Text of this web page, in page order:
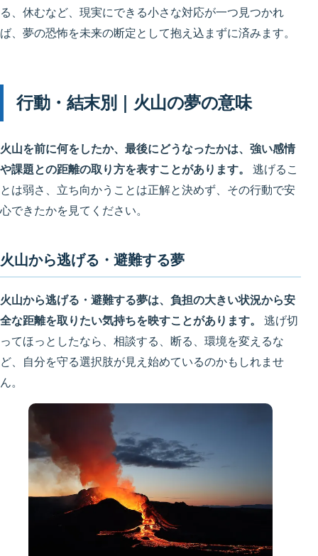
る、休むなど、現実にできる小さな対応が一つ見つかれ
ば、夢の恐怖を未来の断定として抱え込まずに済みます。
行動・結末別｜火山の夢の意味
火山を前に何をしたか、最後にどうなったかは、強い感情
や課題との距離の取り方を表すことがあります。
逃げるこ
とは弱さ、立ち向かうことは正解と決めず、その行動で安
心できたかを見てください。
火山から逃げる・避難する夢
火山から逃げる・避難する夢は、負担の大きい状況から安
全な距離を取りたい気持ちを映すことがあります。
逃げ切
ってほっとしたなら、相談する、断る、環境を変えるな
ど、自分を守る選択肢が見え始めているのかもしれませ
ん。